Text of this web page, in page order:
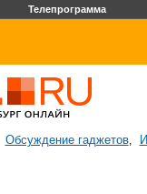
Телепрограмма
Обсуждение гаджетов,